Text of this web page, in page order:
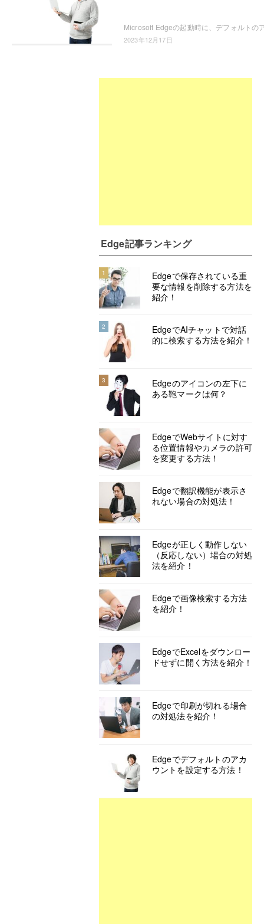
2023年12月17日
Edge記事ランキング
1
Edgeで保存されている重
要な情報を削除する方法を
紹介！
2
EdgeでAIチャットで対話
的に検索する方法を紹介！
3
Edgeのアイコンの左下に
ある鞄マークは何？
EdgeでWebサイトに対す
る位置情報やカメラの許可
を変更する方法！
Edgeで翻訳機能が表示さ
れない場合の対処法！
Edgeが正しく動作しない
（反応しない）場合の対処
法を紹介！
Edgeで画像検索する方法
を紹介！
EdgeでExcelをダウンロー
ドせずに開く方法を紹介！
Edgeで印刷が切れる場合
の対処法を紹介！
Edgeでデフォルトのアカ
ウントを設定する方法！